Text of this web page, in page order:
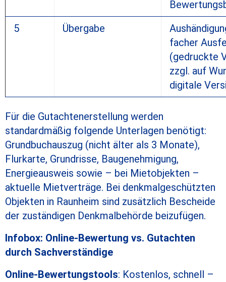
5
Übergabe
facher
(gedruckte
zzgl. auf
digitale
Für die Gutachtenerstellung werden
standardmäßig folgende Unterlagen benötigt:
Grundbuchauszug (nicht älter als 3 Monate),
Flurkarte, Grundrisse, Baugenehmigung,
Energieausweis sowie – bei Mietobjekten –
aktuelle Mietverträge. Bei denkmalgeschützten
Objekten in Raunheim sind zusätzlich Bescheide
der zuständigen Denkmalbehörde beizufügen.
Infobox: Online-Bewertung vs. Gutachten
durch Sachverständige
Online-Bewertungstools: Kostenlos, schnell –